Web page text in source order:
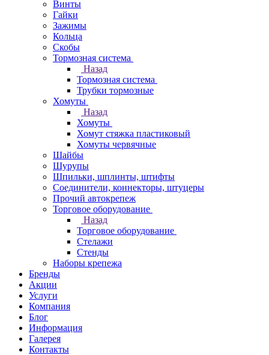
Винты
Гайки
Зажимы
Кольца
Скобы
Тормозная система
Назад
Тормозная система
Трубки тормозные
Хомуты
Назад
Хомуты
Хомут стяжка пластиковый
Хомуты червячные
Шайбы
Шурупы
Шпильки, шплинты, штифты
Соединители, коннекторы, штуцеры
Прочий автокрепеж
Торговое оборудование
Назад
Торговое оборудование
Стелажи
Стенды
Наборы крепежа
Бренды
Акции
Услуги
Компания
Блог
Информация
Галерея
Контакты